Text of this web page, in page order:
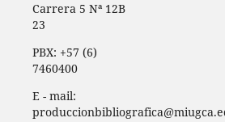
Carrera 5 Nª 12B
23
PBX: +57 (6)
7460400
E - mail: